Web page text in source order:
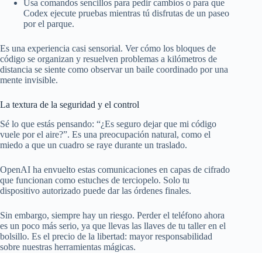
Usa comandos sencillos para pedir cambios o para que
Codex ejecute pruebas mientras tú disfrutas de un paseo
por el parque.
Es una experiencia casi sensorial. Ver cómo los bloques de
código se organizan y resuelven problemas a kilómetros de
distancia se siente como observar un baile coordinado por una
mente invisible.
La textura de la seguridad y el control
Sé lo que estás pensando: “¿Es seguro dejar que mi código
vuele por el aire?”. Es una preocupación natural, como el
miedo a que un cuadro se raye durante un traslado.
OpenAI ha envuelto estas comunicaciones en capas de cifrado
que funcionan como estuches de terciopelo. Solo tu
dispositivo autorizado puede dar las órdenes finales.
Sin embargo, siempre hay un riesgo. Perder el teléfono ahora
es un poco más serio, ya que llevas las llaves de tu taller en el
bolsillo. Es el precio de la libertad: mayor responsabilidad
sobre nuestras herramientas mágicas.